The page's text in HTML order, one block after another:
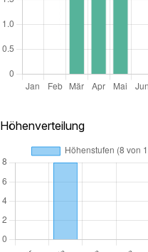
Höhenverteilung